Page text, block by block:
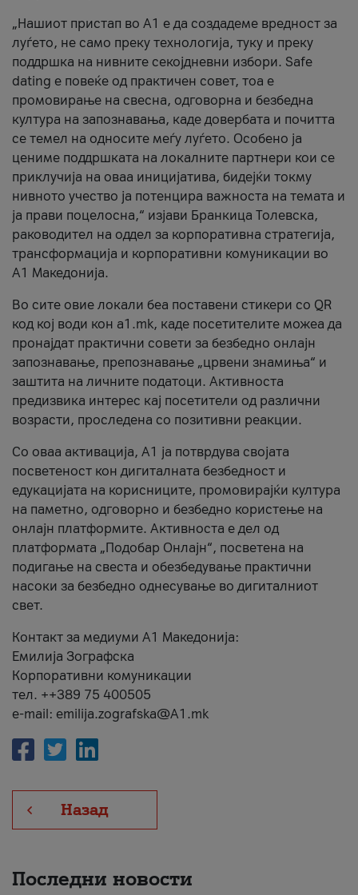
„Нашиот пристап во А1 е да создадеме вредност за
луѓето, не само преку технологија, туку и преку
поддршка на нивните секојдневни избори. Safe
dating е повеќе од практичен совет, тоа е
промовирање на свесна, одговорна и безбедна
култура на запознавања, каде довербата и почитта
се темел на односите меѓу луѓето. Особено ја
цениме поддршката на локалните партнери кои се
приклучија на оваа иницијатива, бидејќи токму
нивното учество ја потенцира важноста на темата и
ја прави поцелосна,“ изјави Бранкица Толевска,
раководител на оддел за корпоративна стратегија,
трансформација и корпоративни комуникации во
А1 Македонија.
Во сите овие локали беа поставени стикери со QR
код кој води кон a1.mk, каде посетителите можеа да
пронајдат практични совети за безбедно онлајн
запознавање, препознавање „црвени знамиња“ и
заштита на личните податоци. Активноста
предизвика интерес кај посетители од различни
возрасти, проследена со позитивни реакции.
Со оваа активација, А1 ја потврдува својата
посветеност кон дигиталната безбедност и
едукацијата на корисниците, промовирајќи култура
на паметно, одговорно и безбедно користење на
онлајн платформите. Активноста е дел од
платформата „Подобар Онлајн“, посветена на
подигање на свеста и обезбедување практични
насоки за безбедно однесување во дигиталниот
свет.
Контакт за медиуми А1 Македонија:
Емилија Зографска
Корпоративни комуникации
тел. ++389 75 400505
e-mail: emilija.zografska@A1.mk
Назад
Последни новости